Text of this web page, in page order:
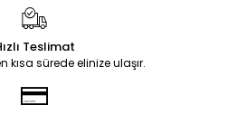
Teslimat
kısa sürede elinize ulaşır.